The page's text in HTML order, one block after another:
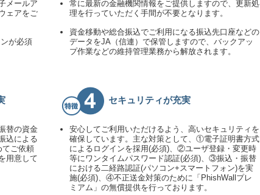
メールア
ェアをご
が必須
常に最新の金融機関情報をご提供しますので、更新処
理を行っていただく手間が不要となります。
資金移動や総合振込でご利用になる振込先口座などの
データをJA（信連）で保管しますので、バックアッ
プ作業などの維持管理業務から解放されます。
替の資金
込による
てご依頼
用意して
セキュリティが充実
安心してご利用いただけるよう、高いセキュリティを
確保しています。主な対策として、①電子証明書方式
によるログインを採用(必須)、②ユーザ登録・変更時
等にワンタイムパスワード認証(必須)、③振込・振替
における二経路認証(パソコン+スマートフォン)を実
施(必須)、④不正送金対策のために「PhishWallプレ
ミアム」の無償提供を行っております。